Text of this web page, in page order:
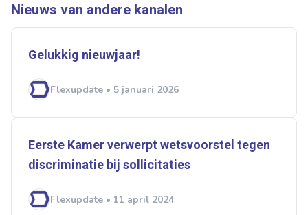
Nieuws van andere kanalen
Gelukkig nieuwjaar!
Flexupdate • 5 januari 2026
Eerste Kamer verwerpt wetsvoorstel tegen
discriminatie bij sollicitaties
Flexupdate • 11 april 2024
Artikelen zoeken
Alles Ingezonden ABU
Bureau Cicero